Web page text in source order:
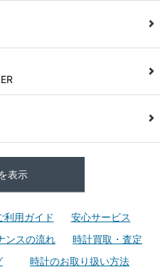
表示
利用ガイド
安心サービス
ンスの流れ
時計買取・査定
時計のお取り扱い方法